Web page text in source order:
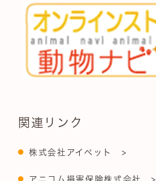
関連リンク
株式会社アイペット >
アニコム損害保険株式会社 >